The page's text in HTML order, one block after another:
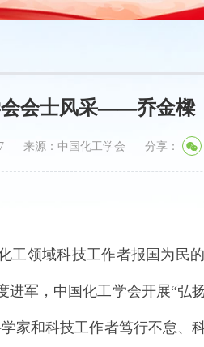
会会士风采——乔金樑
来源：中国化工学会 分享：
工领域科技工作者报国为民
军，中国化工学会开展“弘
家和科技工作者笃行不怠、